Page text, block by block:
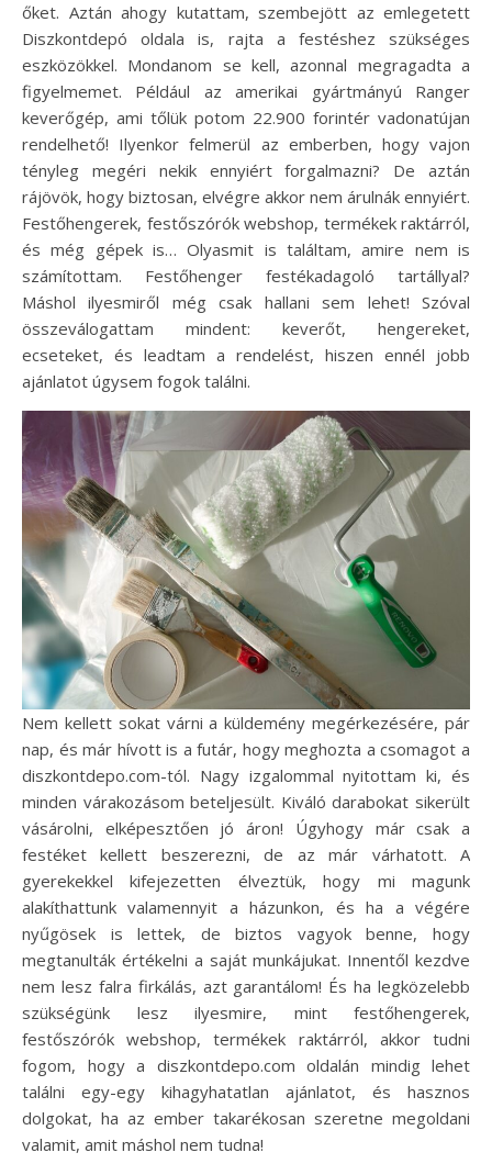
őket. Aztán ahogy kutattam, szembejött az emlegetett
Diszkontdepó oldala is, rajta a festéshez szükséges
eszközökkel. Mondanom se kell, azonnal megragadta a
figyelmemet. Például az amerikai gyártmányú Ranger
keverőgép, ami tőlük potom 22.900 forintér vadonatújan
rendelhető! Ilyenkor felmerül az emberben, hogy vajon
tényleg megéri nekik ennyiért forgalmazni? De aztán
rájövök, hogy biztosan, elvégre akkor nem árulnák ennyiért.
Festőhengerek, festőszórók webshop, termékek raktárról,
és még gépek is… Olyasmit is találtam, amire nem is
számítottam. Festőhenger festékadagoló tartállyal?
Máshol ilyesmiről még csak hallani sem lehet! Szóval
összeválogattam mindent: keverőt, hengereket,
ecseteket, és leadtam a rendelést, hiszen ennél jobb
ajánlatot úgysem fogok találni.
Nem kellett sokat várni a küldemény megérkezésére, pár
nap, és már hívott is a futár, hogy meghozta a csomagot a
diszkontdepo.com-tól. Nagy izgalommal nyitottam ki, és
minden várakozásom beteljesült. Kiváló darabokat sikerült
vásárolni, elképesztően jó áron! Úgyhogy már csak a
festéket kellett beszerezni, de az már várhatott. A
gyerekekkel kifejezetten élveztük, hogy mi magunk
alakíthattunk valamennyit a házunkon, és ha a végére
nyűgösek is lettek, de biztos vagyok benne, hogy
megtanulták értékelni a saját munkájukat. Innentől kezdve
nem lesz falra firkálás, azt garantálom! És ha legközelebb
szükségünk lesz ilyesmire, mint festőhengerek,
festőszórók webshop, termékek raktárról, akkor tudni
fogom, hogy a diszkontdepo.com oldalán mindig lehet
találni egy-egy kihagyhatatlan ajánlatot, és hasznos
dolgokat, ha az ember takarékosan szeretne megoldani
valamit, amit máshol nem tudna!